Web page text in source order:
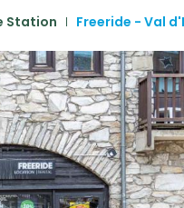
Station Freeride - Val